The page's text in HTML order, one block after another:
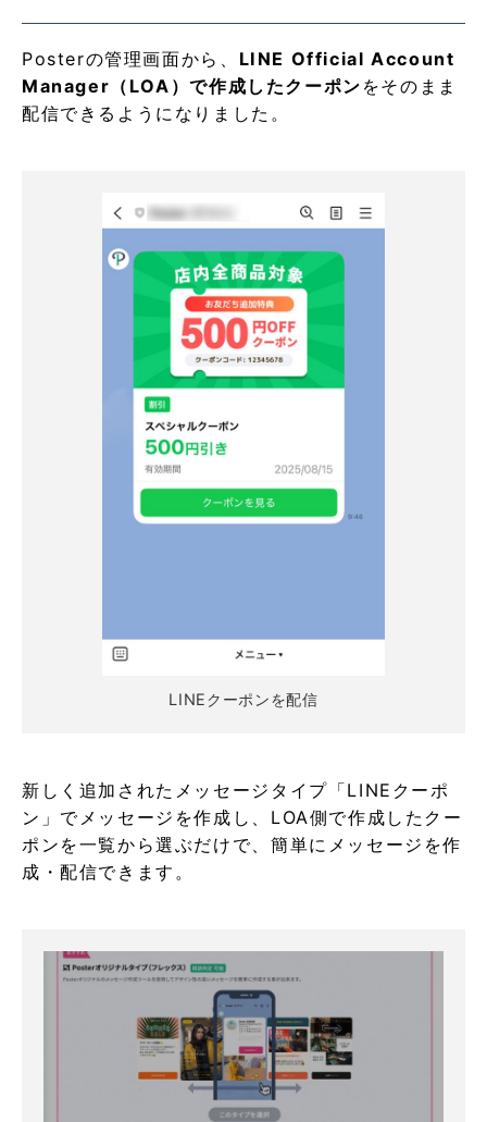
Posterの管理画面から、 LINE Official Account
Manager（LOA）で作成したクーポン をそのまま
配信できるようになりました。
LINEクーポンを配信
新しく追加されたメッセージタイプ「LINEクーポ
ン」でメッセージを作成し、LOA側で作成したクー
ポンを一覧から選ぶだけで、簡単にメッセージを作
成・配信できます。